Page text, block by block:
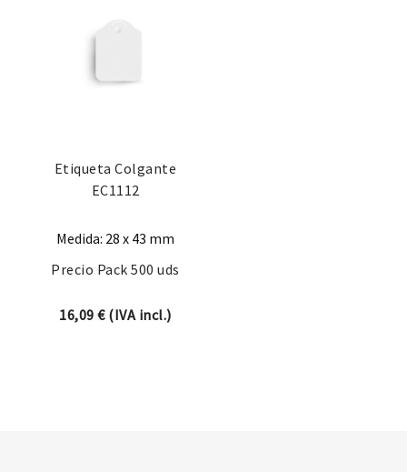
Etiqueta Colgante
EC1112
Medida: 28 x 43 mm
Precio Pack 500 uds
16,09€(IVA incl.)